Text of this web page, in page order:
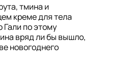
тмина и
креме для тела
Гали по этому
вряд ли бы вышло,
новогоднего